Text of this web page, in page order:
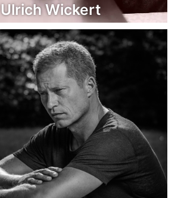
Ulrich Wickert